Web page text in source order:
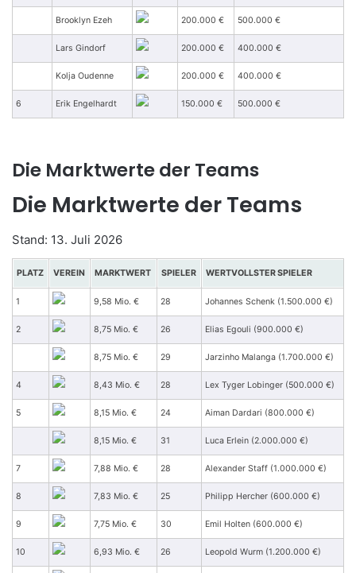
Brooklyn Ezeh 200.000 € 500.000 €
Lars Gindorf 200.000 € 400.000 €
Kolja Oudenne 200.000 € 400.000 €
6 Erik Engelhardt 150.000 € 500.000 €
Die Marktwerte der Teams
Die Marktwerte der Teams
Stand: 13. Juli 2026
PLATZ VEREIN MARKTWERT SPIELER WERTVOLLSTER SPIELER
1 9,58 Mio. € 28 Johannes Schenk (1.500.000 €)
2 8,75 Mio. € 26 Elias Egouli (900.000 €)
8,75 Mio. € 29 Jarzinho Malanga (1.700.000 €)
4 8,43 Mio. € 28 Lex Tyger Lobinger (500.000 €)
5 8,15 Mio. € 24 Aiman Dardari (800.000 €)
8,15 Mio. € 31 Luca Erlein (2.000.000 €)
7 7,88 Mio. € 28 Alexander Staff (1.000.000 €)
8 7,83 Mio. € 25 Philipp Hercher (600.000 €)
9 7,75 Mio. € 30 Emil Holten (600.000 €)
10 6,93 Mio. € 26 Leopold Wurm (1.200.000 €)